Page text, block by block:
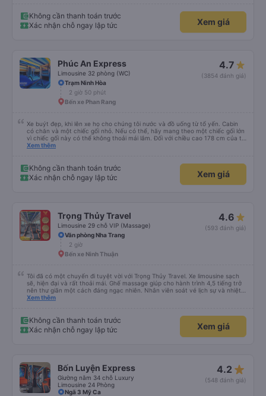
Không cần thanh toán trước
Xác nhận chỗ ngay lập tức
Xem giá
Phúc An Express
Limousine 32 phòng (WC)
4.7
(3854 đánh giá)
Trạm Ninh Hòa
2 giờ 50 phút
Bến xe Phan Rang
Xe buýt đẹp, khi lên xe họ cho chúng tôi nước và đồ uống từ tổ yến. Cabin
có chăn và một chiếc gối nhỏ. Nếu có thể, hãy mang theo một chiếc gối lớn
vì chiếc gối này có thể không thoải mái lắm. Đối với chiều cao 178 cm của tôi
thì không có đủ không gian về chiều dài. Tôi chọn khởi hành từ văn phòng ở
chúng tôi đến nơi sớm hơn một giờ so với thời gian quy định
Xem thêm
Không cần thanh toán trước
Xác nhận chỗ ngay lập tức
Xem giá
Trọng Thủy Travel
Limousine 29 chỗ VIP (Massage)
4.6
(593 đánh giá)
Văn phòng Nha Trang
2 giờ
Bến xe Ninh Thuận
Tôi đã có một chuyến đi tuyệt vời với Trọng Thủy Travel. Xe limousine sạch
sẽ, hiện đại và rất thoải mái. Ghế massage giúp cho hành trình 4,5 tiếng trở
nên thư giãn một cách đáng ngạc nhiên. Nhân viên soát vé lịch sự và nhiệt
tình, tài xế cẩn thận và chuyên nghiệp, mọi thứ đều được tổ chức tốt. Các
đến khi đến nơi - đều suôn sẻ và không gặp rắc rối. Tôi rất hài lòng với công
ty này và chắc chắn sẽ chọn Trọng Thủy Travel một lần nữa. Rất đáng giới
thiệu!
Xem thêm
Không cần thanh toán trước
Xác nhận chỗ ngay lập tức
Xem giá
Bốn Luyện Express
Giường nằm 34 chỗ Luxury
Limousine 24 Phòng
4.2 star_rate
(548 đánh giá)
Ngã 3 Mỹ Ca